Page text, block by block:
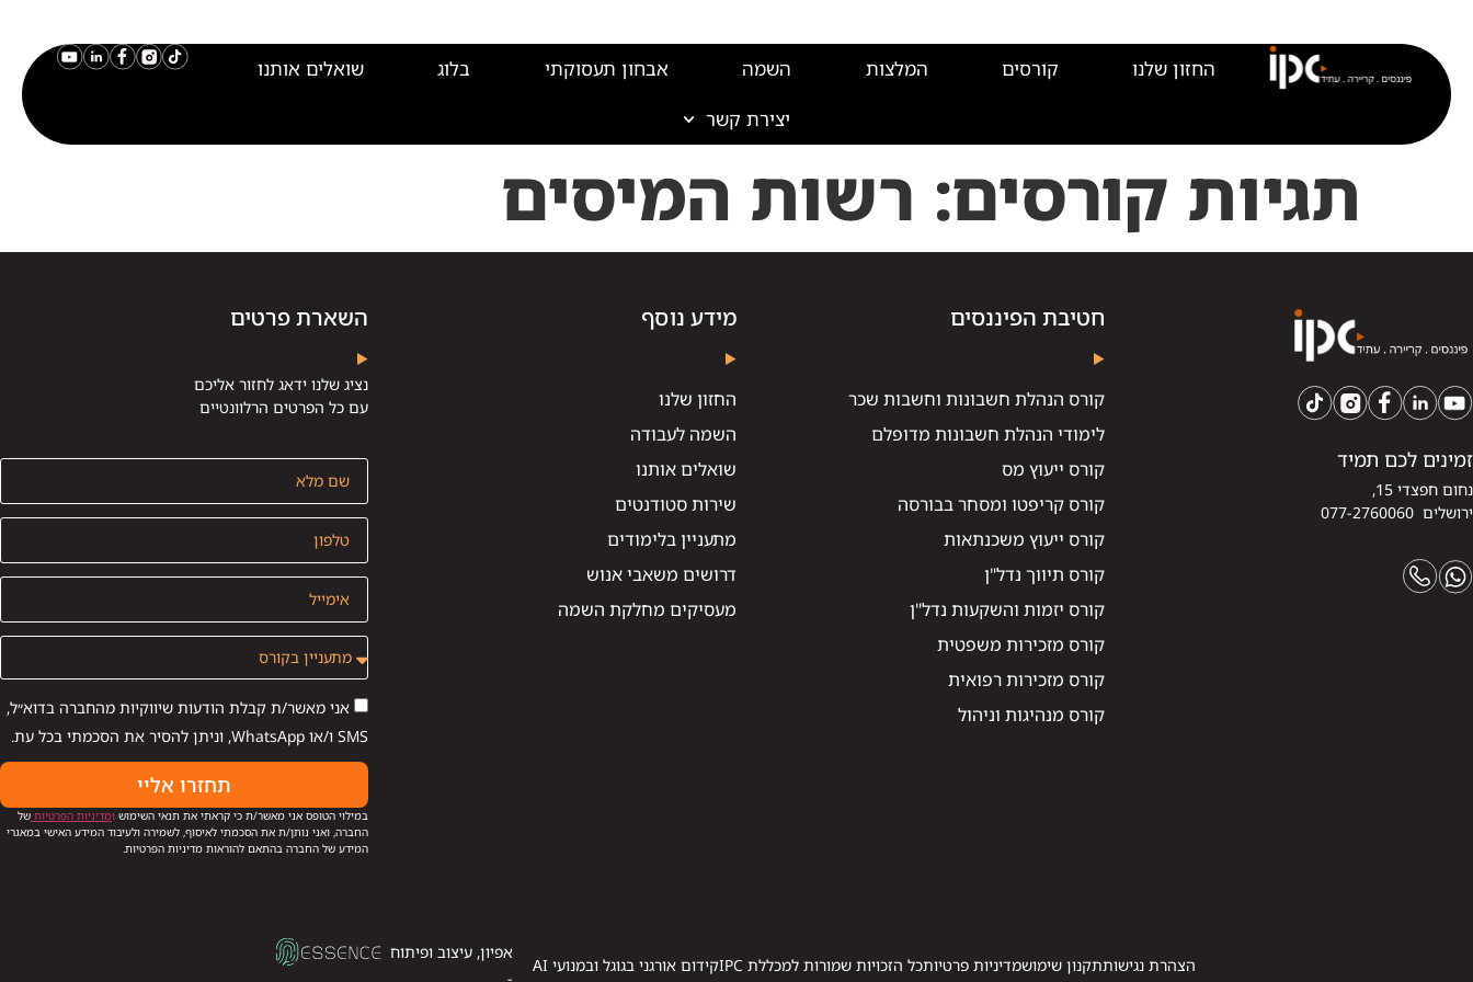
החזון שלנו קורסים המלצות השמה אבחון תעסוקתי בלוג
שואלים אותנו
יצירת קשר
תגיות קורסים: רשות המיסים
זמינים לכם תמיד
נחום חפצדי 15,
ירושלים 077-2760060
חטיבת הפיננסים
קורס הנהלת חשבונות וחשבות שכר
לימודי הנהלת חשבונות מדופלם
קורס ייעוץ מס
קורס קריפטו ומסחר בבורסה
קורס ייעוץ משכנתאות
קורס תיווך נדל"ן
קורס יזמות והשקעות נדל"ן
קורס מזכירות משפטית
קורס מזכירות רפואית
קורס מנהיגות וניהול
מידע נוסף
החזון שלנו
השמה לעבודה
שואלים אותנו
שירות סטודנטים
מתעניין בלימודים
דרושים משאבי אנוש
מעסיקים מחלקת השמה
השארת פרטים
נציג שלנו ידאג לחזור אליכם
עם כל הפרטים הרלוונטיים
אני מאשר/ת קבלת הודעות שיווקיות מהחברה בדוא״ל,
SMS ו/או WhatsApp, וניתן להסיר את הסכמתי בכל עת.
תחזרו אליי
במילוי הטופס אני מאשר/ת כי קראתי את תנאי השימוש ומדיניות הפרטיות של
החברה, ואני נותן/ת את הסכמתי לאיסוף, לשמירה ולעיבוד המידע האישי במאגרי
המידע של החברה בהתאם להוראות מדיניות הפרטיות.
הצהרת נגישותתקנון שימושמדיניות פרטיותכל הזכויות שמורות למכללת IPC קידום אורגני בגוגל ובמנועי AI
אפיון, עיצוב ופיתוח